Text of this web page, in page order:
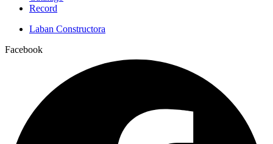
Record
Laban Constructora
Facebook